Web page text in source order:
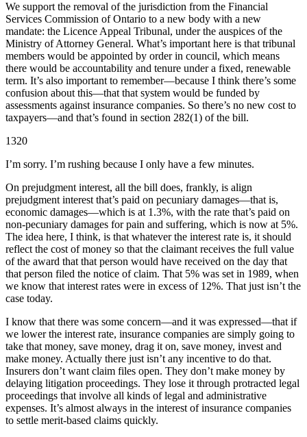
We support the removal of the jurisdiction from the Financial
Services Commission of Ontario to a new body with a new
mandate: the Licence Appeal Tribunal, under the auspices of the
Ministry of Attorney General. What’s important here is that tribunal
members would be appointed by order in council, which means
there would be accountability and tenure under a fixed, renewable
term. It’s also important to remember—because I think there’s some
confusion about this—that that system would be funded by
assessments against insurance companies. So there’s no new cost to
taxpayers—and that’s found in section 282(1) of the bill.
1320
I’m sorry. I’m rushing because I only have a few minutes.
On prejudgment interest, all the bill does, frankly, is align
prejudgment interest that’s paid on pecuniary damages—that is,
economic damages—which is at 1.3%, with the rate that’s paid on
non-pecuniary damages for pain and suffering, which is now at 5%.
The idea here, I think, is that whatever the interest rate is, it should
reflect the cost of money so that the claimant receives the full value
of the award that that person would have received on the day that
that person filed the notice of claim. That 5% was set in 1989, when
we know that interest rates were in excess of 12%. That just isn’t the
case today.
I know that there was some concern—and it was expressed—that if
we lower the interest rate, insurance companies are simply going to
take that money, save money, drag it on, save money, invest and
make money. Actually there just isn’t any incentive to do that.
Insurers don’t want claim files open. They don’t make money by
delaying litigation proceedings. They lose it through protracted legal
proceedings that involve all kinds of legal and administrative
expenses. It’s almost always in the interest of insurance companies
to settle merit-based claims quickly.